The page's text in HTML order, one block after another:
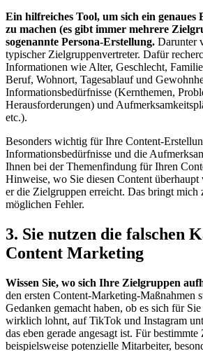
Ein hilfreiches Tool, um sich ein
zu machen (es gibt immer mehrere
sogenannte Persona-Erstellung. Darunter
typischer Zielgruppenvertreter. Dafür
Informationen wie Alter, Geschlecht,
Beruf, Wohnort, Tagesablauf und
Informationsbedürfnisse (Kernthemen,
Herausforderungen) und
etc.).
Besonders wichtig für Ihre Content-
Informationsbedürfnisse und die
Ihnen bei der Themenfindung für Ihren
Hinweise, wo Sie diesen Content
er die Zielgruppen erreicht. Das bringt mich
möglichen Fehler.
3. Sie nutzen die falschen
Content Marketing
Wissen Sie, wo sich Ihre Zielgruppen
den ersten Content-Marketing-Maßnahmen
Gedanken gemacht haben, ob es sich für
wirklich lohnt, auf TikTok und Instagram
das eben gerade angesagt ist. Für
beispielsweise potenzielle Mitarbeiter,